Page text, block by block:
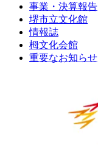
事業・決算報告
堺市立文化館
情報誌
栂文化会館
重要なお知らせ